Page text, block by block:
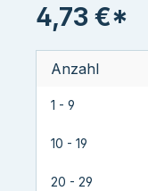
4,73 €*
Anzahl
1 - 9
10 - 19
20 - 29